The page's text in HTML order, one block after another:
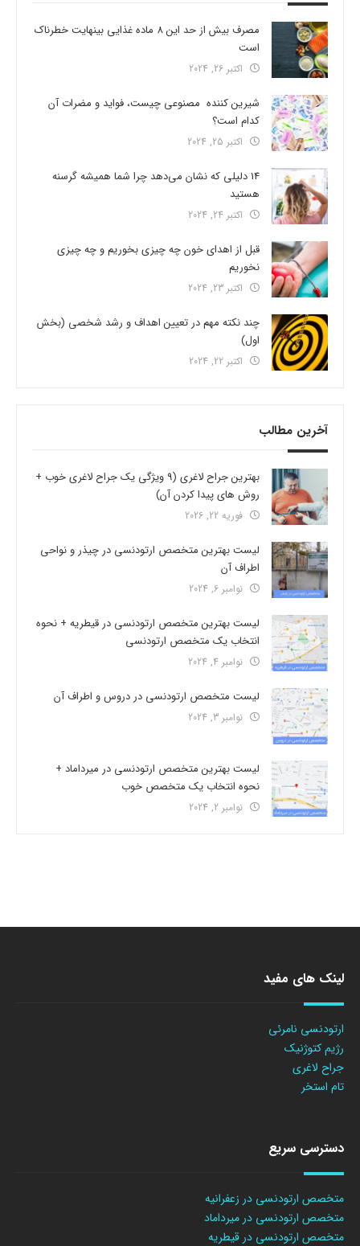
مصرف بیش از حد این 8 ماده غذایی بینهایت خطرناک
است
اکتبر 26, 2024
شیرین کننده مصنوعی چیست، فواید و مضرات آن
کدام است؟
اکتبر 25, 2024
14 دلیلی که نشان می‌دهد چرا شما همیشه گرسنه
هستید
اکتبر 24, 2024
قبل از اهدای خون چه چیزی بخوریم و چه چیزی
نخوریم
اکتبر 23, 2024
چند نکته مهم در تعیین اهداف و رشد شخصی (بخش
اول)
اکتبر 22, 2024
آخرین مطالب
بهترین جراح لاغری (9 ویژگی یک جراح لاغری خوب +
روش های پیدا کردن آن)
فوریه 22, 2026
لیست بهترین متخصص ارتودنسی در چیذر و نواحی
اطراف آن
نوامبر 6, 2024
لیست بهترین متخصص ارتودنسی در قیطریه + نحوه
انتخاب یک متخصص ارتودنسی
نوامبر 4, 2024
لیست متخصص ارتودنسی در دروس و اطراف آن
نوامبر 3, 2024
لیست بهترین متخصص ارتودنسی در میرداماد +
نحوه انتخاب یک متخصص خوب
نوامبر 2, 2024
لینک های مفید
ارتودنسی نامرئی
رژیم کتوژنیک
جراح لاغری
تام استخر
دسترسی سریع
متخصص ارتودنسی در زعفرانیه
متخصص ارتودنسی در میرداماد
متخصص ارتودنسی در قیطریه